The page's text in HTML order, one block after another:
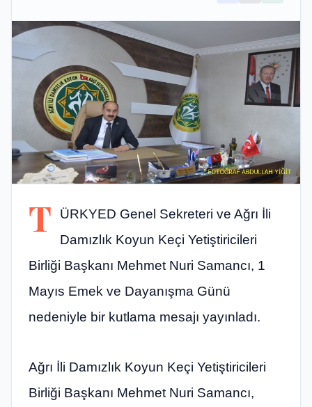
T
ÜRKYED Genel Sekreteri ve Ağrı İli
Damızlık Koyun Keçi Yetiştiricileri
Birliği Başkanı Mehmet Nuri Samancı, 1
Mayıs Emek ve Dayanışma Günü
nedeniyle bir kutlama mesajı yayınladı.
Ağrı İli Damızlık Koyun Keçi Yetiştiricileri
Birliği Başkanı Mehmet Nuri Samancı,